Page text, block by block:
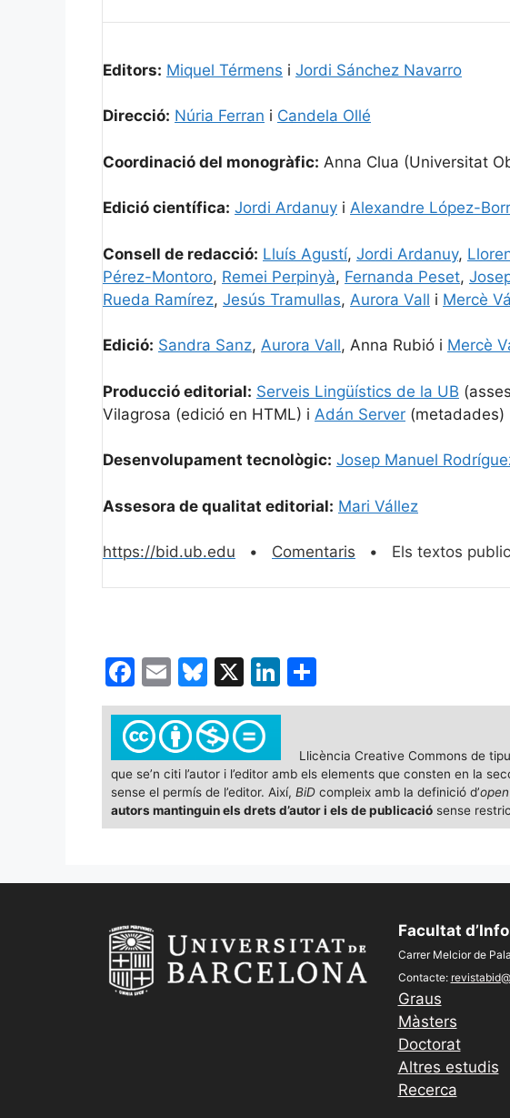
Editors: Miquel Térmens i Jordi Sánchez Navarro
Direcció: Núria Ferran i Candela Ollé
Coordinació del monogràfic: Anna Clua (Universitat
Edició científica: Jordi Ardanuy i Alexandre López-
Consell de redacció: Lluís Agustí, Jordi Ardanuy,
Pérez-Montoro, Remei Perpinyà, Fernanda Peset,
Rueda Ramírez, Jesús Tramullas, Aurora Vall i Mercè
Edició: Sandra Sanz, Aurora Vall, Anna Rubió i Mercè
Producció editorial: Serveis Lingüístics de la UB
Vilagrosa (edició en HTML) i Adán Server (metadades)
Desenvolupament tecnològic: Josep Manuel
Assesora de qualitat editorial: Mari Vállez
https://bid.ub.edu • Comentaris • Els textos
F
a
c
e
b
o
k
E
m
ai
l
Bl
u
e
s
k
y
X
Li
n
e
dI
n
o
p
ar
te
Llicència Creative Commons de
que se’n citi l’autor i l’editor amb els elements que consten en la
sense el permís de l’editor. Així, BiD compleix amb la definició d’
autors mantinguin els drets d’autor i els de publicació sense
Facultat
Carrer Melcior de
Contacte:
Graus
Màsters
Doctorat
Altres estudis
Recerca